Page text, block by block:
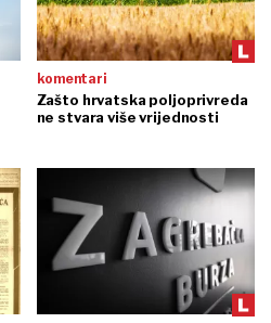
komentari
Zašto hrvatska poljoprivreda
ne stvara više vrijednosti